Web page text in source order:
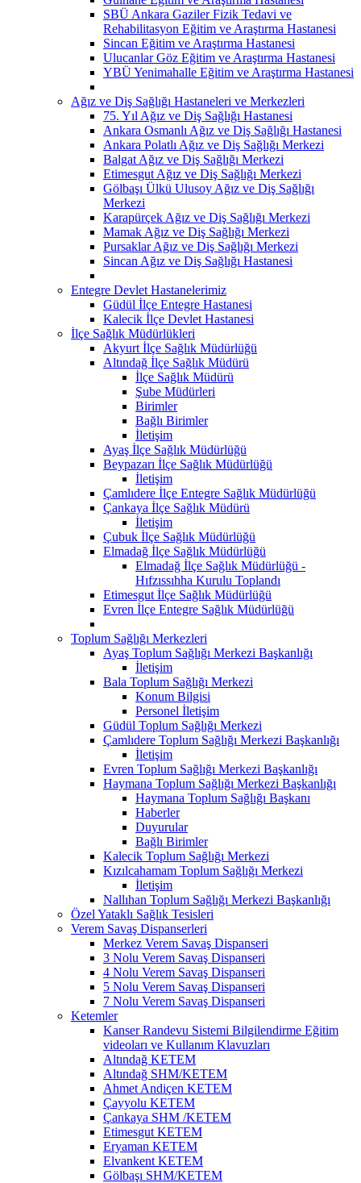
SBÜ Ankara Gaziler Fizik Tedavi ve
Rehabilitasyon Eğitim ve Araştırma Hastanesi
Sincan Eğitim ve Araştırma Hastanesi
Ulucanlar Göz Eğitim ve Araştırma Hastanesi
YBÜ Yenimahalle Eğitim ve Araştırma Hastanesi
Ağız ve Diş Sağlığı Hastaneleri ve Merkezleri
75. Yıl Ağız ve Diş Sağlığı Hastanesi
Ankara Osmanlı Ağız ve Diş Sağlığı Hastanesi
Ankara Polatlı Ağız ve Diş Sağlığı Merkezi
Balgat Ağız ve Diş Sağlığı Merkezi
Etimesgut Ağız ve Diş Sağlığı Merkezi
Gölbaşı Ülkü Ulusoy Ağız ve Diş Sağlığı
Merkezi
Karapürçek Ağız ve Diş Sağlığı Merkezi
Mamak Ağız ve Diş Sağlığı Merkezi
Pursaklar Ağız ve Diş Sağlığı Merkezi
Sincan Ağız ve Diş Sağlığı Hastanesi
Entegre Devlet Hastanelerimiz
Güdül İlçe Entegre Hastanesi
Kalecik İlçe Devlet Hastanesi
İlçe Sağlık Müdürlükleri
Akyurt İlçe Sağlık Müdürlüğü
Altındağ İlçe Sağlık Müdürü
İlçe Sağlık Müdürü
Şube Müdürleri
Birimler
Bağlı Birimler
İletişim
Ayaş İlçe Sağlık Müdürlüğü
Beypazarı İlçe Sağlık Müdürlüğü
İletişim
Çamlıdere İlçe Entegre Sağlık Müdürlüğü
Çankaya İlçe Sağlık Müdürü
İletişim
Çubuk İlçe Sağlık Müdürlüğü
Elmadağ İlçe Sağlık Müdürlüğü
Elmadağ İlçe Sağlık Müdürlüğü -
Hıfzıssıhha Kurulu Toplandı
Etimesgut İlçe Sağlık Müdürlüğü
Evren İlçe Entegre Sağlık Müdürlüğü
Toplum Sağlığı Merkezleri
Ayaş Toplum Sağlığı Merkezi Başkanlığı
İletişim
Bala Toplum Sağlığı Merkezi
Konum Bilgisi
Personel İletişim
Güdül Toplum Sağlığı Merkezi
Çamlıdere Toplum Sağlığı Merkezi Başkanlığı
İletişim
Evren Toplum Sağlığı Merkezi Başkanlığı
Haymana Toplum Sağlığı Merkezi Başkanlığı
Haymana Toplum Sağlığı Başkanı
Haberler
Duyurular
Bağlı Birimler
Kalecik Toplum Sağlığı Merkezi
Kızılcahamam Toplum Sağlığı Merkezi
İletişim
Nallıhan Toplum Sağlığı Merkezi Başkanlığı
Özel Yataklı Sağlık Tesisleri
Verem Savaş Dispanserleri
Merkez Verem Savaş Dispanseri
3 Nolu Verem Savaş Dispanseri
4 Nolu Verem Savaş Dispanseri
5 Nolu Verem Savaş Dispanseri
7 Nolu Verem Savaş Dispanseri
Ketemler
Kanser Randevu Sistemi Bilgilendirme Eğitim
videoları ve Kullanım Klavuzları
Altındağ KETEM
Altındağ SHM/KETEM
Ahmet Andiçen KETEM
Çayyolu KETEM
Çankaya SHM /KETEM
Etimesgut KETEM
Eryaman KETEM
Elvankent KETEM
Gölbaşı SHM/KETEM